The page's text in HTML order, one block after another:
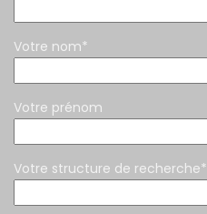
Votre nom*
Votre prénom
Votre structure de recherche*